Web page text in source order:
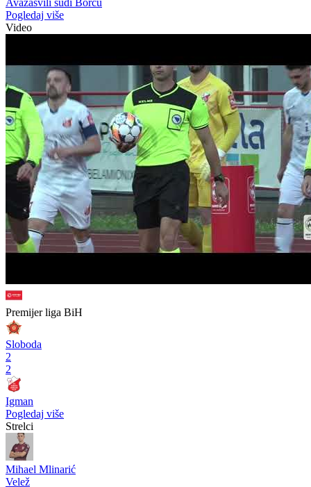
Premijer liga BiH
pre godinu dana
Fudbal
pre godinu dana
Ljubomir Pejović novo pojačanje FK Sarajevo
Avazašvili sudi Borcu
Pogledaj više
Video